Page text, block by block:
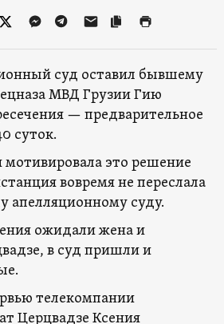
суд оставил бывшему
МВД Грузии Гию
— предварительное
суток.
мотивировала это решение
вовремя не переслала
апелляционному суду.
ожидали жена и
в суд пришли и
телекомпании
Церцвадзе Ксения